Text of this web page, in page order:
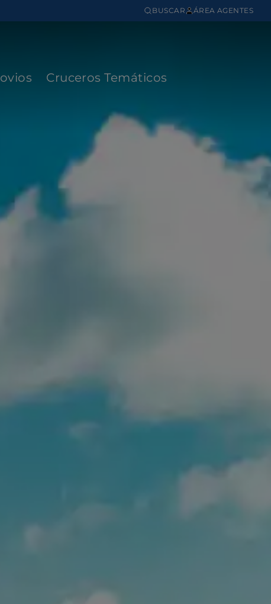
BUSCAR ÁREA AGENTES
Cruceros Temáticos